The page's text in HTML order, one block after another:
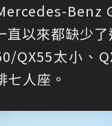
Benz
以來都缺少了
QX55太小、
七人座。